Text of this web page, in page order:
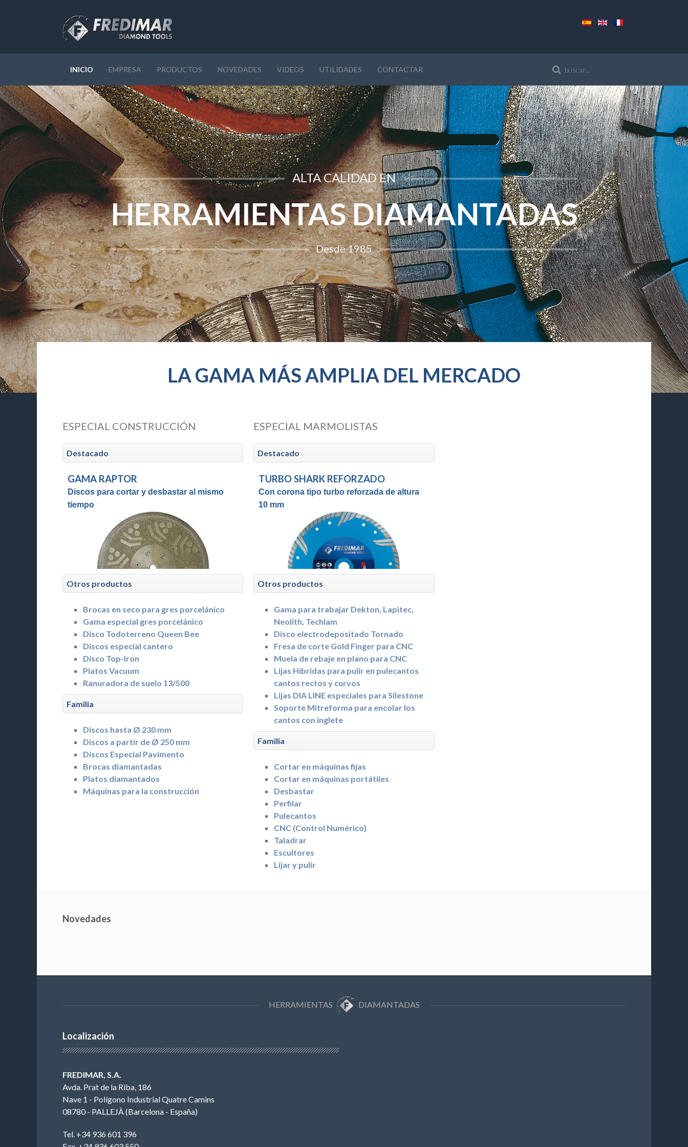
INICIO EMPRESA PRODUCTOS NOVEDADES VIDEOS UTILIDADES CONTACTAR
ALTA CALIDAD EN
HERRAMIENTAS DIAMANTADAS
Desde 1985
LA GAMA MÁS AMPLIA DEL MERCADO
ESPECIAL CONSTRUCCIÓN
Destacado
GAMA RAPTOR
Discos para cortar y desbastar al mismo
tiempo
Otros productos
Brocas en seco para gres porcelánico
Gama especial gres porcelánico
Disco Todoterreno Queen Bee
Discos especial cantero
Disco Top-Iron
Platos Vacuum
Ranuradora de suelo 13/500
Familia
Discos hasta Ø 230 mm
Discos a partir de Ø 250 mm
Discos Especial Pavimento
Brocas diamantadas
Platos diamantados
Máquinas para la construcción
ESPECIAL MARMOLISTAS
Destacado
TURBO SHARK REFORZADO
Con corona tipo turbo reforzada de altura
10 mm
Otros productos
Gama para trabajar Dekton, Lapitec,
Neolith, Techlam
Disco electrodepositado Tornado
Fresa de corte Gold Finger para CNC
Muela de rebaje en plano para CNC
Lijas Híbridas para pulir en pulecantos
cantos rectos y curvos
Lijas DIA LINE especiales para Silestone
Soporte Mitreforma para encolar los
cantos con inglete
Familia
Cortar en máquinas fijas
Cortar en máquinas portátiles
Desbastar
Perfilar
Pulecantos
CNC (Control Numérico)
Taladrar
Escultores
Lijar y pulir
Novedades
HERRAMIENTAS DIAMANTADAS
Localización
FREDIMAR, S.A.
Avda. Prat de la Riba, 186
Nave 1 - Polígono Industrial Quatre Camins
08780 - PALLEJÀ (Barcelona - España)
Tel. +34 936 601 396